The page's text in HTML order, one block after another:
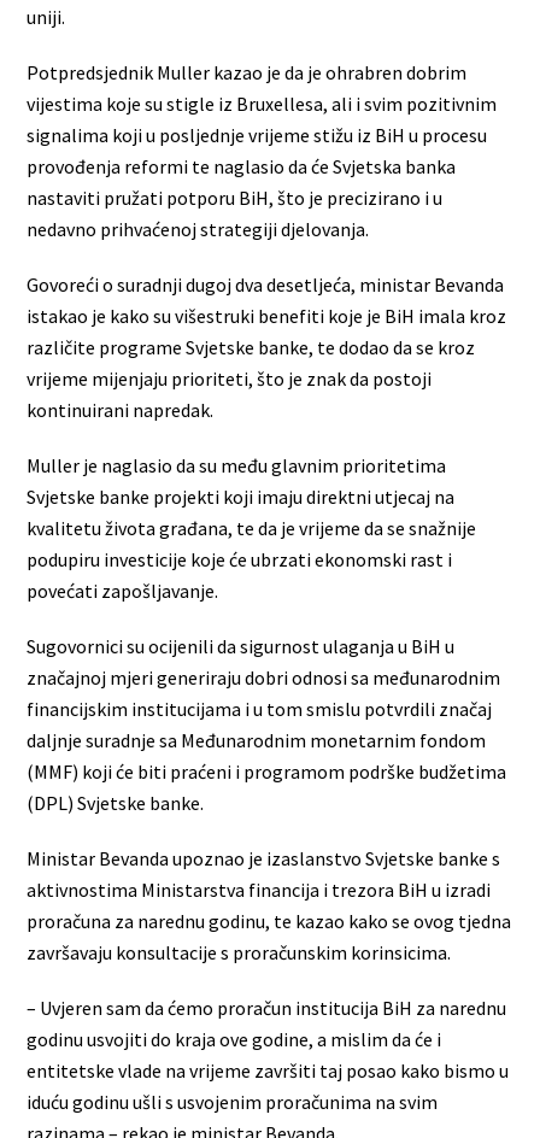
uniji.
Potpredsjednik Muller kazao je da je ohrabren dobrim
vijestima koje su stigle iz Bruxellesa, ali i svim pozitivnim
signalima koji u posljednje vrijeme stižu iz BiH u procesu
provođenja reformi te naglasio da će Svjetska banka
nastaviti pružati potporu BiH, što je precizirano i u
nedavno prihvaćenoj strategiji djelovanja.
Govoreći o suradnji dugoj dva desetljeća, ministar Bevanda
istakao je kako su višestruki benefiti koje je BiH imala kroz
različite programe Svjetske banke, te dodao da se kroz
vrijeme mijenjaju prioriteti, što je znak da postoji
kontinuirani napredak.
Muller je naglasio da su među glavnim prioritetima
Svjetske banke projekti koji imaju direktni utjecaj na
kvalitetu života građana, te da je vrijeme da se snažnije
podupiru investicije koje će ubrzati ekonomski rast i
povećati zapošljavanje.
Sugovornici su ocijenili da sigurnost ulaganja u BiH u
značajnoj mjeri generiraju dobri odnosi sa međunarodnim
financijskim institucijama i u tom smislu potvrdili značaj
daljnje suradnje sa Međunarodnim monetarnim fondom
(MMF) koji će biti praćeni i programom podrške budžetima
(DPL) Svjetske banke.
Ministar Bevanda upoznao je izaslanstvo Svjetske banke s
aktivnostima Ministarstva financija i trezora BiH u izradi
proračuna za narednu godinu, te kazao kako se ovog tjedna
završavaju konsultacije s proračunskim korinsicima.
– Uvjeren sam da ćemo proračun institucija BiH za narednu
godinu usvojiti do kraja ove godine, a mislim da će i
entitetske vlade na vrijeme završiti taj posao kako bismo u
iduću godinu ušli s usvojenim proračunima na svim
razinama – rekao je ministar Bevanda.